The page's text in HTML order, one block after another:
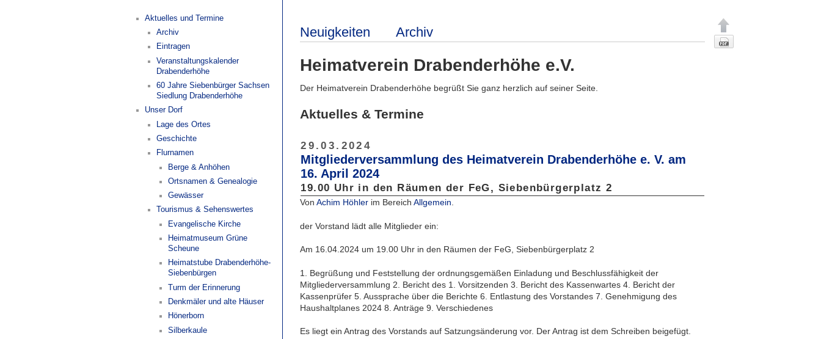
Aktuelles und Termine
Archiv
Eintragen
Veranstaltungskalender
Drabenderhöhe
60 Jahre Siebenbürger Sachsen
Siedlung Drabenderhöhe
Unser Dorf
Lage des Ortes
Geschichte
Flurnamen
Berge & Anhöhen
Ortsnamen & Genealogie
Gewässer
Tourismus & Sehenswertes
Evangelische Kirche
Heimatmuseum Grüne
Scheune
Heimatstube Drabenderhöhe-
Siebenbürgen
Turm der Erinnerung
Denkmäler und alte Häuser
Hönerborn
Silberkaule
Neuigkeiten Archiv
Heimatverein Drabenderhöhe e.V.
Der Heimatverein Drabenderhöhe begrüßt Sie ganz herzlich auf seiner Seite.
Aktuelles & Termine
29.03.2024
Mitgliederversammlung des Heimatverein Drabenderhöhe e. V. am
16. April 2024
19.00 Uhr in den Räumen der FeG, Siebenbürgerplatz 2
Von Achim Höhler im Bereich Allgemein
der Vorstand lädt alle Mitglieder ein:
Am 16.04.2024 um 19.00 Uhr in den Räumen der FeG, Siebenbürgerplatz 2
1. Begrüßung und Feststellung der ordnungsgemäßen Einladung und Beschlussfähigkeit der
Mitgliederversammlung 2. Bericht des 1. Vorsitzenden 3. Bericht des Kassenwartes 4. Bericht der
Kassenprüfer 5. Aussprache über die Berichte 6. Entlastung des Vorstandes 7. Genehmigung des
Haushaltplanes 2024 8. Anträge 9. Verschiedenes
Es liegt ein Antrag des Vorstands auf Satzungsänderung vor. Der Antrag ist dem Schreiben beigefügt.